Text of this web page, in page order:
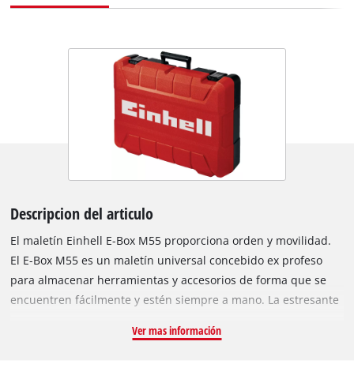
Descripcion del articulo
El maletín Einhell E-Box M55 proporciona orden y movilidad.
El E-Box M55 es un maletín universal concebido ex profeso
para almacenar herramientas y accesorios de forma que se
encuentren fácilmente y estén siempre a mano. La estresante
pasado. Una vez que todo queda guardado en orden y a
Ver mas información